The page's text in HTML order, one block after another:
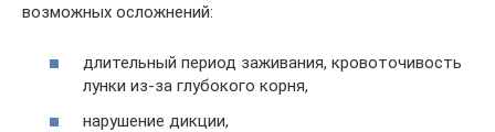
возможных осложнений:
длительный период заживания, кровоточивость
лунки из-за глубокого корня,
нарушение дикции,